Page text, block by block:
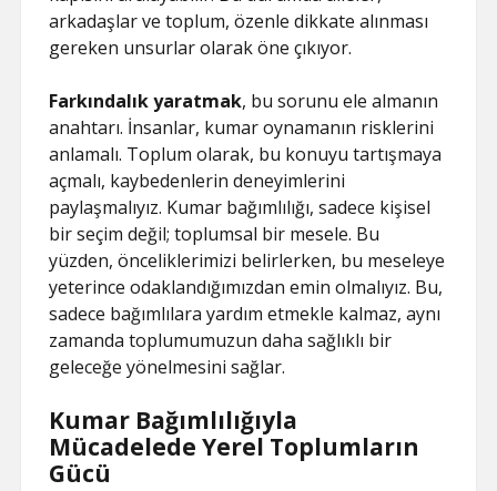
arkadaşlar ve toplum, özenle dikkate alınması
gereken unsurlar olarak öne çıkıyor.
Farkındalık yaratmak, bu sorunu ele almanın
anahtarı. İnsanlar, kumar oynamanın risklerini
anlamalı. Toplum olarak, bu konuyu tartışmaya
açmalı, kaybedenlerin deneyimlerini
paylaşmalıyız. Kumar bağımlılığı, sadece kişisel
bir seçim değil; toplumsal bir mesele. Bu
yüzden, önceliklerimizi belirlerken, bu meseleye
yeterince odaklandığımızdan emin olmalıyız. Bu,
sadece bağımlılara yardım etmekle kalmaz, aynı
zamanda toplumumuzun daha sağlıklı bir
geleceğe yönelmesini sağlar.
Kumar Bağımlılığıyla
Mücadelede Yerel Toplumların
Gücü